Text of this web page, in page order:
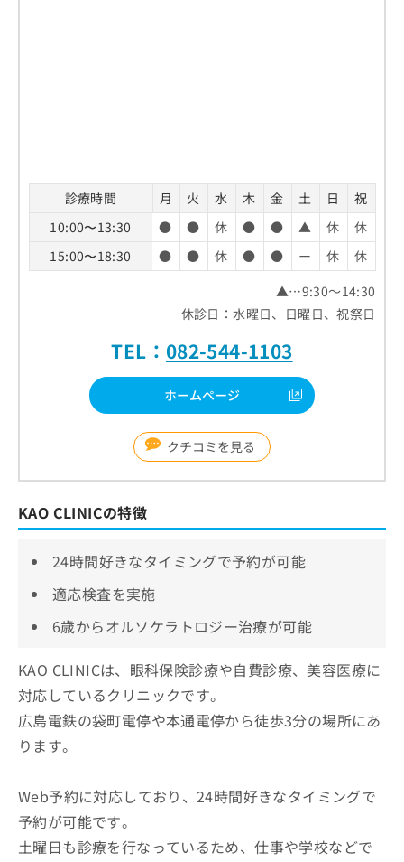
診療時間 月 火 水 木 金 土 日
祝
10:00〜13:30
● ● 休 ● ● ▲ 休
休
15:00〜18:30
● ● 休 ● ● ー 休
休
▲…9:30～14:30
休診日：水曜日、日曜日、祝祭日
TEL： 082-544-1103
ホームページ
クチコミを見る
KAO CLINICの特徴
24時間好きなタイミングで予約が可能
適応検査を実施
6歳からオルソケラトロジー治療が可能
KAO CLINICは、眼科保険診療や自費診療、美容医療に
対応しているクリニックです。
広島電鉄の袋町電停や本通電停から徒歩3分の場所にあ
ります。
Web予約に対応しており、24時間好きなタイミングで
予約が可能です。
土曜日も診療を行なっているため、仕事や学校などで